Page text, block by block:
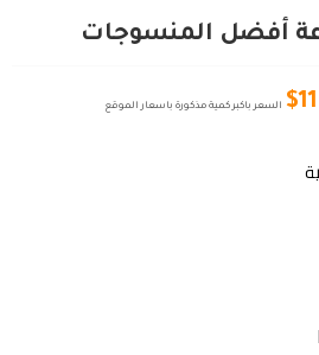
أفضل المنسوجات
$ السعر باكبر كمية مذكورة باسعار الموقع